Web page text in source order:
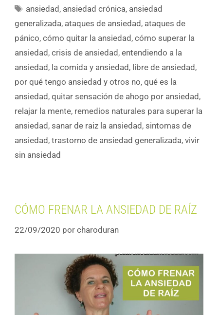
ansiedad , ansiedad crónica, ansiedad
generalizada, ataques de ansiedad , ataques de
pánico, cómo quitar la ansiedad , cómo superar la
ansiedad , crisis de ansiedad , entendiendo a la
ansiedad , la comida y ansiedad , libre de ansiedad ,
por qué tengo ansiedad y otros no, qué es la
ansiedad , quitar sensación de ahogo por ansiedad ,
relajar la mente, remedios naturales para superar la
ansiedad , sanar de raiz la ansiedad , sintomas de
ansiedad , trastorno de ansiedad generalizada, vivir
sin ansiedad
CÓMO FRENAR LA ANSIEDAD DE RAÍZ
22/09/2020 por charoduran